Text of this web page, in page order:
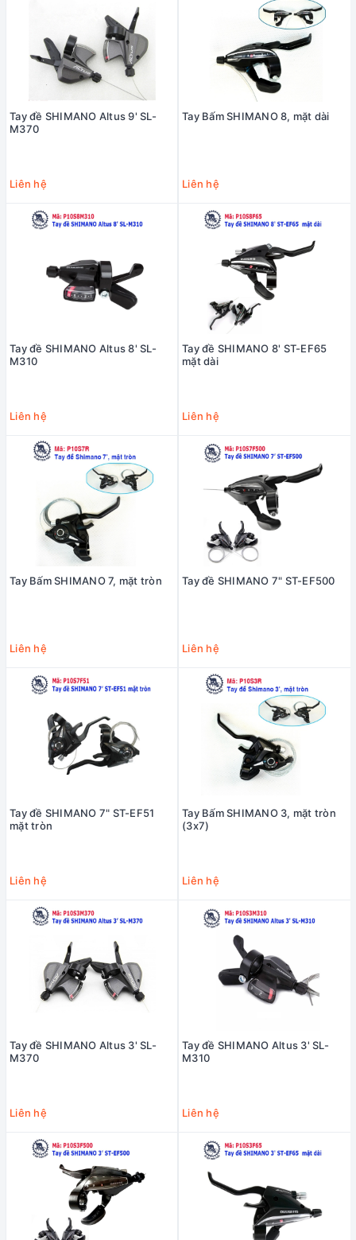
Tay đề SHIMANO Altus 9' SL-
M370
Liên hệ
Tay Bấm SHIMANO 8, mặt dài
Liên hệ
Tay đề SHIMANO Altus 8' SL-
M310
Liên hệ
Tay đề SHIMANO 8' ST-EF65
mặt dài
Liên hệ
Tay Bấm SHIMANO 7, mặt tròn
Liên hệ
Tay đề SHIMANO 7" ST-EF500
Liên hệ
Tay đề SHIMANO 7" ST-EF51
mặt tròn
Liên hệ
Tay Bấm SHIMANO 3, mặt tròn
(3x7)
Liên hệ
Tay đề SHIMANO Altus 3' SL-
M370
Liên hệ
Tay đề SHIMANO Altus 3' SL-
M310
Liên hệ